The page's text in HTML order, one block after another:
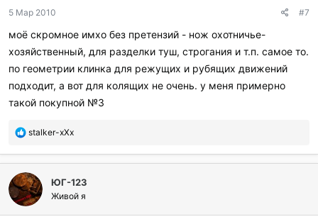
а
и
л
и
5 Мар 2010 #7
моё скромное имхо без претензий - нож охотничье-
хозяйственный, для разделки туш, строгания и т.п. самое то.
по геометрии клинка для режущих и рубящих движений
подходит, а вот для колящих не очень. у меня примерно
такой покупной №3
П
б
л
а
г
о
stalker-xXx
ЮГ-123
Живой я